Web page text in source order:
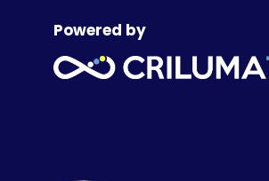
Powered by